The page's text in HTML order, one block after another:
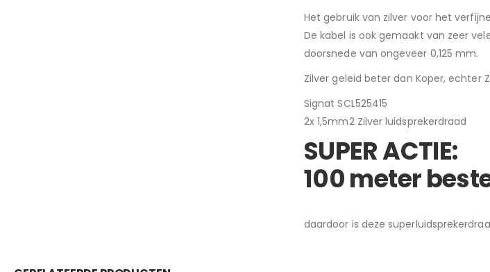
Het gebruik van zilver voor het
De kabel is ook gemaakt van zeer
doorsnede van ongeveer 0,125 mm.
Zilver geleid beter dan Koper, echter
Signat SCL525415
2x 1,5mm2 Zilver luidsprekerdraad
SUPER ACTIE:
100 meter
daardoor is deze